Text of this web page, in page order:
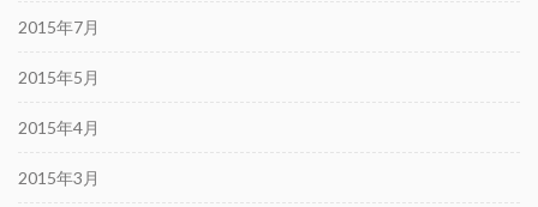
2015年7月
2015年5月
2015年4月
2015年3月